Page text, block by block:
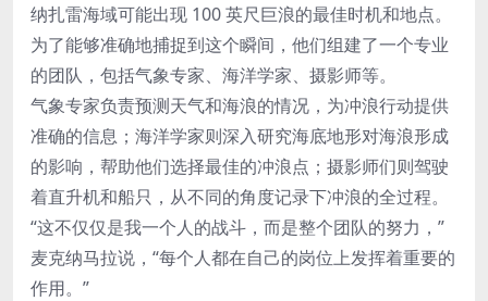
纳扎雷海域可能出现 100 英尺巨浪的最佳时机和地点。
为了能够准确地捕捉到这个瞬间，他们组建了一个专业
的团队，包括气象专家、海洋学家、摄影师等。
气象专家负责预测天气和海浪的情况，为冲浪行动提供
准确的信息；海洋学家则深入研究海底地形对海浪形成
的影响，帮助他们选择最佳的冲浪点；摄影师们则驾驶
着直升机和船只，从不同的角度记录下冲浪的全过程。
“这不仅仅是我一个人的战斗，而是整个团队的努力，”
麦克纳马拉说，“每个人都在自己的岗位上发挥着重要的
作用。”